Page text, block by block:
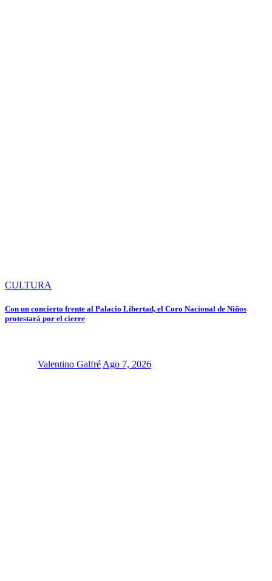
CULTURA
Con un concierto frente al Palacio Libertad, el Coro Nacional de Niños
protestará por el cierre
Valentino Galfré Ago 7, 2026